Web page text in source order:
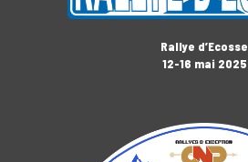
Rallye d’Ecosse
12-16 mai 2025